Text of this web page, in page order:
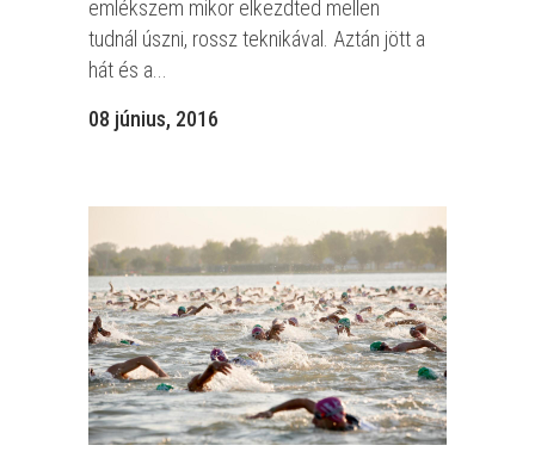
emlékszem mikor elkezdted mellen
tudnál úszni, rossz teknikával. Aztán jött a
hát és a...
08 június, 2016